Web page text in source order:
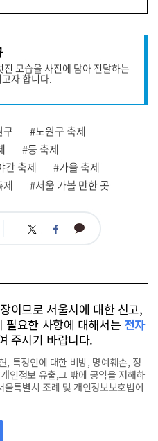
진 모습을 사진에 담아 전달하는
자 합니다.
구
#노원구 축제
#등 축제
간 축제
#가을 축제
제 #서울 가볼 만한 곳
트 페 카
이므로 서울시에 대한 신고,
필요한 사항에 대해서는 전자
주시기 바랍니다.
, 특정인에 대한 비방, 명예훼손, 정
인정보 유출,그 밖에 공익을 저해하
특별시 조례 및 개인정보보호법에